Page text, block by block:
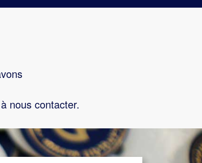
nous contacter.